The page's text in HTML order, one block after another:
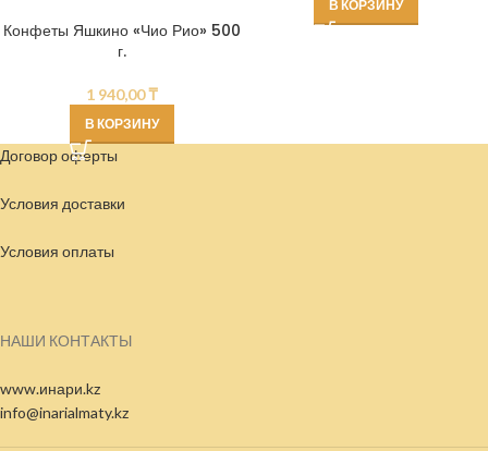
Конфеты Яшкино «Чио Рио» 500
г.
1 940,00₸
В КОРЗИНУ
В КОРЗИНУ
Договор оферты
Условия доставки
Условия оплаты
НАШИ КОНТАКТЫ
www.инари.kz
info@inarialmaty.kz